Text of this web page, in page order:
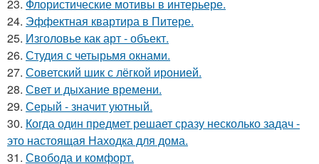
23. Флористические мотивы в интерьере.
24. Эффектная квартира в Питере.
25. Изголовье как арт - объект.
26. Студия с четырьмя окнами.
27. Советский шик с лёгкой иронией.
28. Свет и дыхание времени.
29. Серый - значит уютный.
30. Когда один предмет решает сразу несколько задач -
это настоящая Находка для дома.
31. Свобода и комфорт.